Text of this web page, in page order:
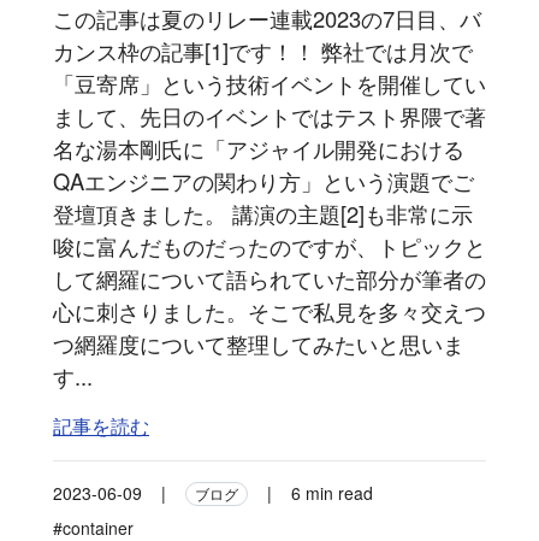
この記事は夏のリレー連載2023の7日目、バ
カンス枠の記事[1]です！！ 弊社では月次で
「豆寄席」という技術イベントを開催してい
まして、先日のイベントではテスト界隈で著
名な湯本剛氏に「アジャイル開発における
QAエンジニアの関わり方」という演題でご
登壇頂きました。 講演の主題[2]も非常に示
唆に富んだものだったのですが、トピックと
して網羅について語られていた部分が筆者の
心に刺さりました。そこで私見を多々交えつ
つ網羅度について整理してみたいと思いま
す...
記事を読む
2023-06-09 | ブログ |
6 min read
#container